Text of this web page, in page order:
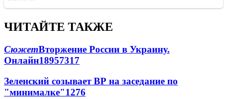
ЧИТАЙТЕ ТАКЖЕ
СюжетВторжение России в Украину.
Онлайн18957317
Зеленский созывает ВР на заседание по
"минималке"1276